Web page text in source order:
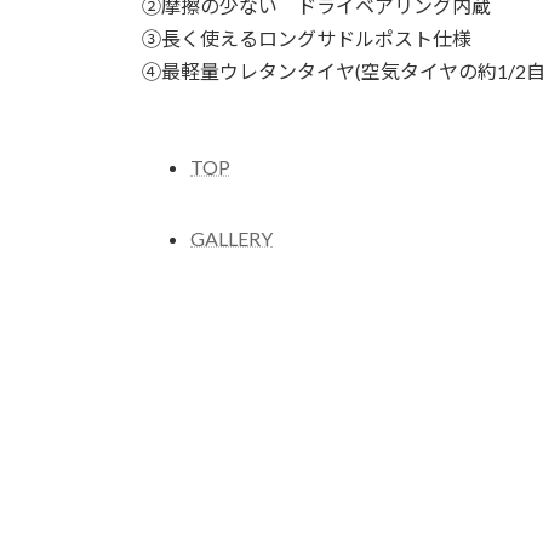
②摩擦の少ない ドライベアリング内蔵
③長く使えるロングサドルポスト仕様
④最軽量ウレタンタイヤ(空気タイヤの約1/2
TOP
GALLERY